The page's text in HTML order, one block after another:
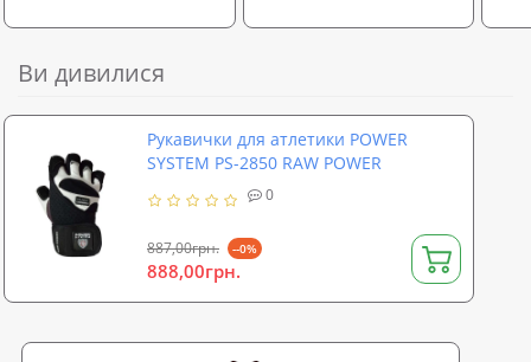
Ви дивилися
Рукавички для атлетики POWER
SYSTEM PS-2850 RAW POWER
0
887,00грн. --0%
888,00грн.